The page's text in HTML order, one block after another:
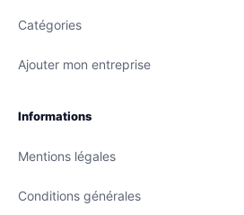
Catégories
Ajouter mon entreprise
Informations
Mentions légales
Conditions générales